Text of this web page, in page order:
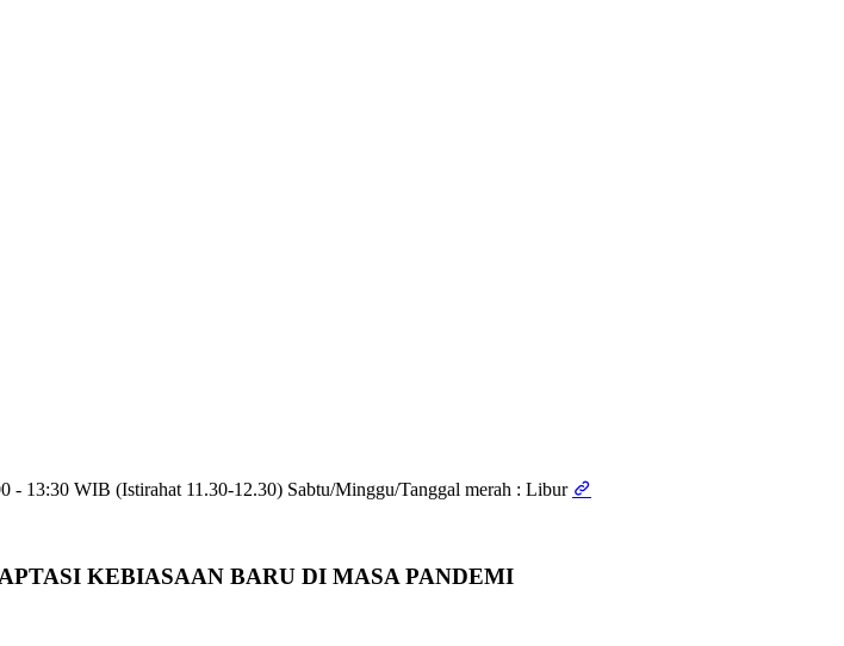
- 13:30 WIB (Istirahat 11.30-12.30) Sabtu/Minggu/Tanggal merah : Libur
KEBIASAAN BARU DI MASA PANDEMI